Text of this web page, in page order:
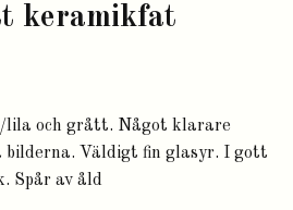
keramikfat
och grått. Något klarare
bilderna. Väldigt fin glasyr. I gott
Spår av åld